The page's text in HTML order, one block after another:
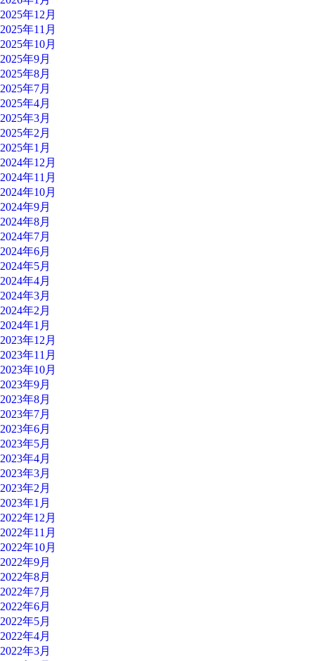
2025年12月
2025年11月
2025年10月
2025年9月
2025年8月
2025年7月
2025年4月
2025年3月
2025年2月
2025年1月
2024年12月
2024年11月
2024年10月
2024年9月
2024年8月
2024年7月
2024年6月
2024年5月
2024年4月
2024年3月
2024年2月
2024年1月
2023年12月
2023年11月
2023年10月
2023年9月
2023年8月
2023年7月
2023年6月
2023年5月
2023年4月
2023年3月
2023年2月
2023年1月
2022年12月
2022年11月
2022年10月
2022年9月
2022年8月
2022年7月
2022年6月
2022年5月
2022年4月
2022年3月